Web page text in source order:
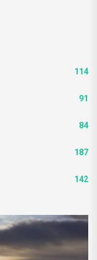
114
91
84
187
142